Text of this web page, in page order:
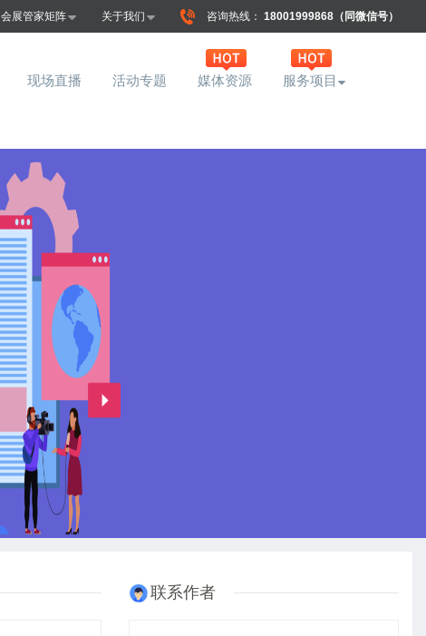
会展管家矩阵 关于我们 咨询热线： 18001999868（同微信号）
现场直播 活动专题 媒体资源 服务项目
联系作者